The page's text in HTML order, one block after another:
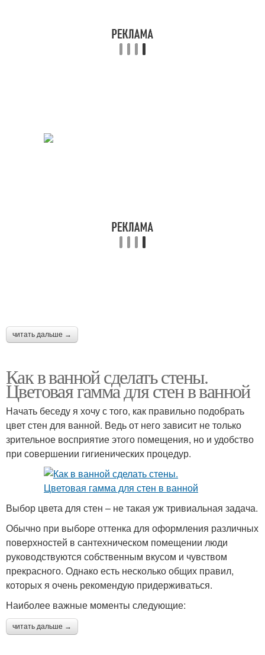
читать дальше →
Как в ванной сделать стены.
Цветовая гамма для стен в ванной
Начать беседу я хочу с того, как правильно подобрать
цвет стен для ванной. Ведь от него зависит не только
зрительное восприятие этого помещения, но и удобство
при совершении гигиенических процедур.
Выбор цвета для стен – не такая уж тривиальная задача.
Обычно при выборе оттенка для оформления различных
поверхностей в сантехническом помещении люди
руководствуются собственным вкусом и чувством
прекрасного. Однако есть несколько общих правил,
которых я очень рекомендую придерживаться.
Наиболее важные моменты следующие:
читать дальше →